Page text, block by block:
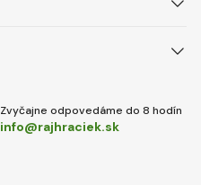
Zvyčajne odpovedáme do 8 hodín
info@rajhraciek.sk